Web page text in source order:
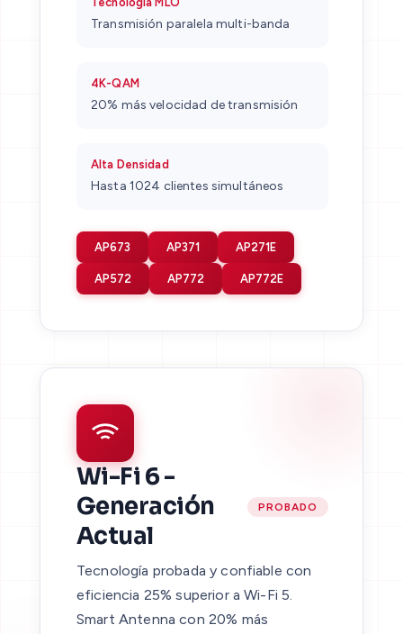
Transmisión paralela multi-banda
4K-QAM
20% más velocidad de transmisión
Alta Densidad
Hasta 1024 clientes simultáneos
AP673 AP371 AP271E
AP572 AP772 AP772E
Wi-Fi 6 -
Generación
Actual
PROBADO
Tecnología probada y confiable con
eficiencia 25% superior a Wi-Fi 5.
Smart Antenna con 20% más